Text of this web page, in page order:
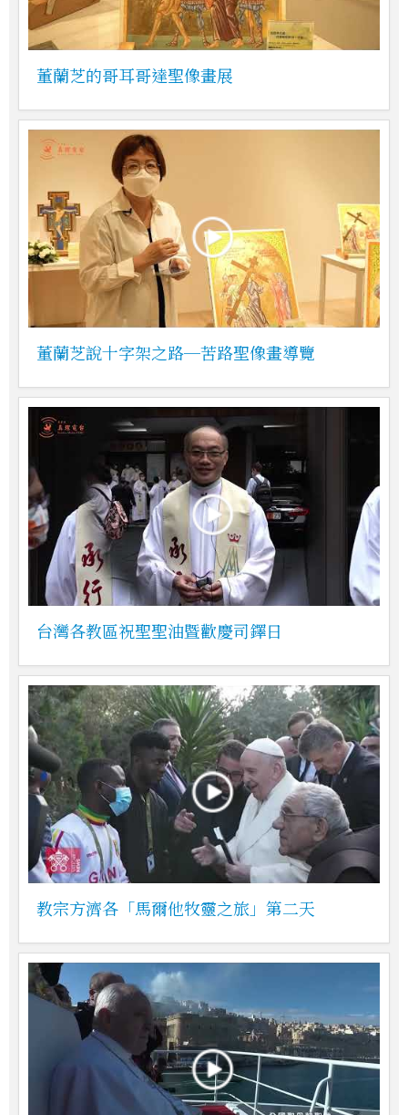
董蘭芝的哥耳哥達聖像畫展
董蘭芝說十字架之路─苦路聖像畫導覽
台灣各教區祝聖聖油暨歡慶司鐸日
教宗方濟各「馬爾他牧靈之旅」第二天